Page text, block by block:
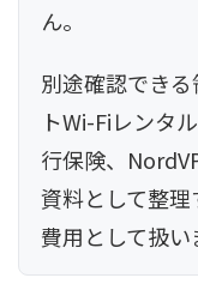
ん。
別途確認でき
トWi-Fiレンタ
行保険、
資料として整
費用として扱い